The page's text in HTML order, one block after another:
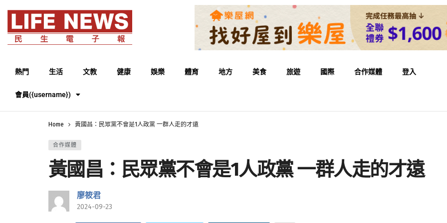
熱門 生活 文教 健康 娛樂 體育 地方 美食 旅遊 國際 合作媒體 登入
會員({username})
Home 黃國昌：民眾黨不會是1人政黨 一群人走的才遠
合作媒體
黃國昌：民眾黨不會是1人政黨 一群人走的才遠
廖筱君
2024-09-23